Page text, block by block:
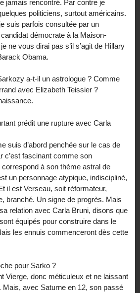
jamais rencontré. Par contre je
politiciens, surtout américains.
suis parfois consultée par un
candidat démocrate à la Maison-
ne vous dirai pas s’il s’agit de Hillary
Obama.
a-t-il un astrologue ? Comme
avec Elizabeth Teissier ?
prédit une rupture avec Carla
suis d’abord penchée sur le cas de
c’est fascinant comme son
à son thème astral de
un personnage atypique, indiscipliné,
il est Verseau, soit réformateur,
branché. Un signe de progrès. Mais
relation avec Carla Bruni, disons que
équipés pour construire dans le
les ennuis commenceront dès cette
pour Sarko ?
Vierge, donc méticuleux et ne laissant
Mais, avec Saturne en 12, son passé